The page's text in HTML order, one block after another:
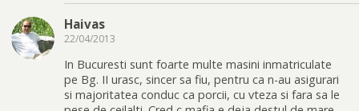
Haivas
22/04/2013
In Bucuresti sunt foarte multe masini inmatriculate
pe Bg. II urasc, sincer sa fiu, pentru ca n-au asigurari
si majoritatea conduc ca porcii, cu vteza si fara sa le